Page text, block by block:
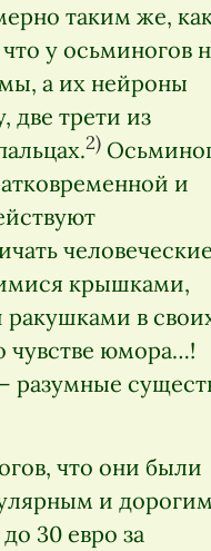
таким же,
у осьминогов
а их нейроны
две трети из
2)
и
крышками,
в
чувстве юмора…!
разумные
что они были
и дорогим
30 евро за